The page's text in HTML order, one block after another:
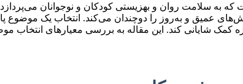
به سلامت روان و بهزیستی کودکان و نوجوانان
عمیق و به‌روز را دوچندان می‌کند. انتخاب یک
شایانی کند. این مقاله به بررسی معیارهای انتخاب